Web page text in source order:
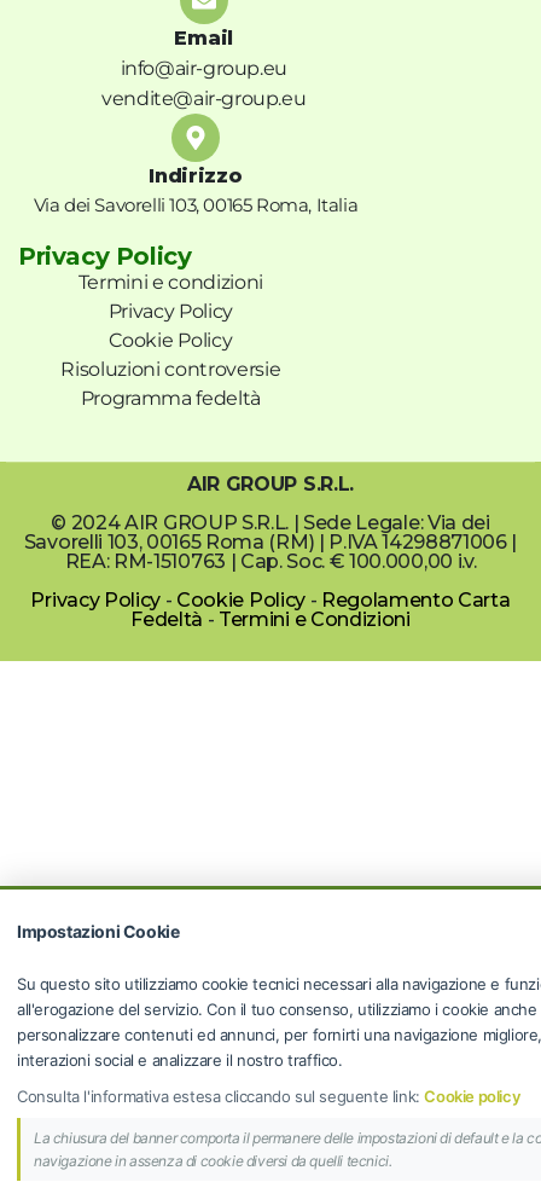
Email
info@air-group.eu
vendite@air-group.eu
Indirizzo
Via dei Savorelli 103, 00165 Roma, Italia
Privacy Policy
Termini e condizioni
Privacy Policy
Cookie Policy
Risoluzioni controversie
Programma fedeltà
AIR GROUP S.R.L.
© 2024 AIR GROUP S.R.L. | Sede Legale: Via dei
Savorelli 103, 00165 Roma (RM) | P.IVA 14298871006 |
REA: RM-1510763 | Cap. Soc. € 100.000,00 i.v.
Privacy Policy - Cookie Policy- Regolamento Carta
Fedeltà - Termini e Condizioni
Impostazioni Cookie
Su questo sito utilizziamo cookie tecnici necessari alla navigazione e
all'erogazione del servizio. Con il tuo consenso, utilizziamo i cookie
personalizzare contenuti ed annunci, per fornirti una navigazione
interazioni social e analizzare il nostro traffico.
Consulta l'informativa estesa cliccando sul seguente link:Cookie policy
La chiusura del banner comporta il permanere delle impostazioni di default e la
navigazione in assenza di cookie diversi da quelli tecnici.